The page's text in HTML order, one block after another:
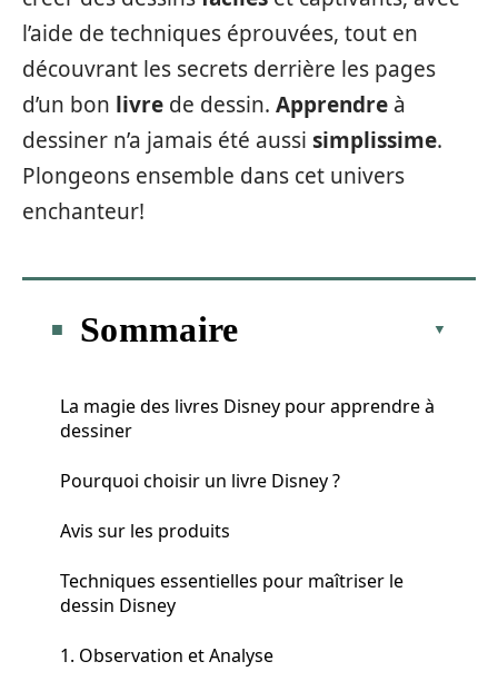
l’aide de techniques éprouvées, tout en
découvrant les secrets derrière les pages
d’un bon livre de dessin. Apprendre à
dessiner n’a jamais été aussi simplissime.
Plongeons ensemble dans cet univers
enchanteur!
Sommaire
La magie des livres Disney pour apprendre à
dessiner
Pourquoi choisir un livre Disney ?
Avis sur les produits
Techniques essentielles pour maîtriser le
dessin Disney
1. Observation et Analyse